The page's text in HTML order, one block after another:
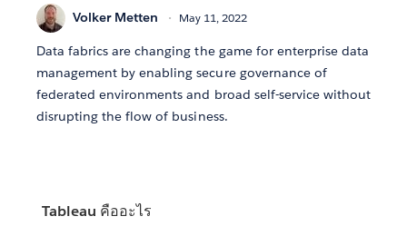
Volker Metten May 11, 2022
Data fabrics are changing the game for enterprise data
management by enabling secure governance of
federated environments and broad self-service without
disrupting the flow of business.
Tableau คืออะไร